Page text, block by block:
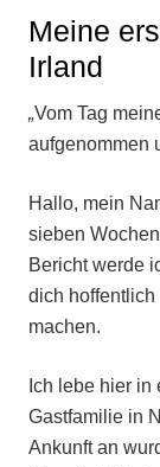
Meine
Irland
„Vom Tag
aufgenommen
Hallo, mein
sieben
Bericht werde
dich
machen.
Ich lebe hier in
Gastfamilie in
Ankunft an